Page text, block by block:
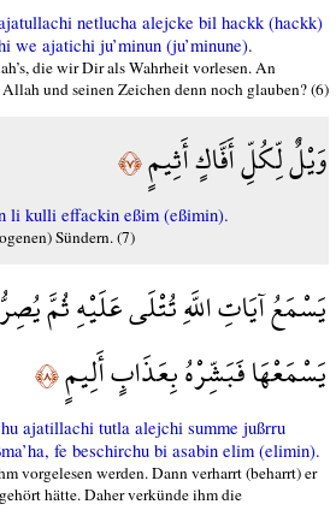
netlucha alejcke bil hackk (hackk)
we ajatichi ju’minun (ju’minune).
die wir Dir als Wahrheit vorlesen. An
und seinen Zeichen denn noch glauben? (6)
وَيْلٌ لِّكُلِّ أَفَّاكٍ أَثِيمٍ﴿٧﴾
li kulli effackin eßim (eßimin).
Sündern. (7)
يَسْمَعُ آيَاتِ اللَّهِ تُتْلَى عَلَيْهِ ثُمَّ
يَسْمَعْهَا فَبَشِّرْهُ بِعَذَابٍ أَلِيمٍ﴿٨﴾
ajatillachi tutla alejchi summe jußrru
fe beschirchu bi asabin elim (elimin).
vorgelesen werden. Dann verharrt (beharrt) er
hätte. Daher verkünde ihm die